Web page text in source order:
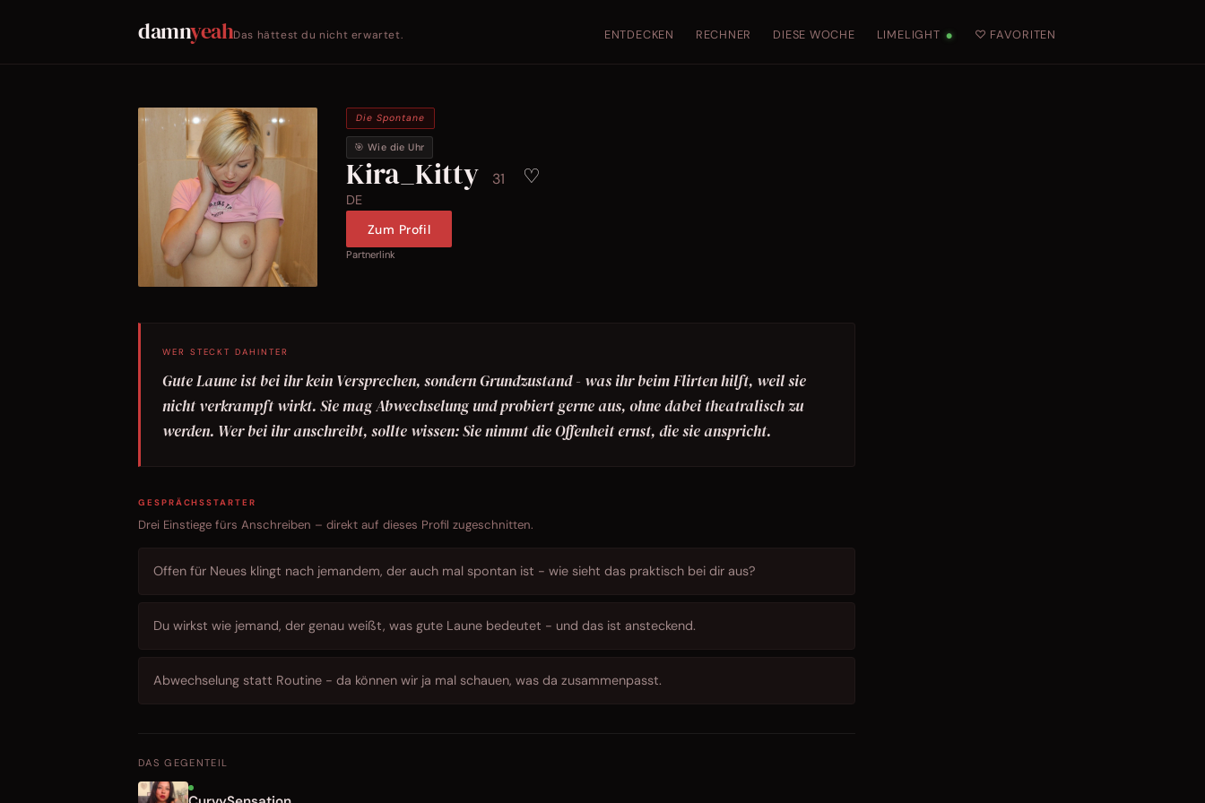
damnyeahDas hättest du nicht erwartet. ENTDECKEN RECHNER DIESE WOCHE LIMELIGHT ● ♡ FAVORITEN
Die Spontane
🎯 Wie die Uhr
Kira_Kitty 31 ♡
DE
Zum Profil
Partnerlink
WER STECKT DAHINTER
Gute Laune ist bei ihr kein Versprechen, sondern Grundzustand - was ihr beim Flirten hilft, weil sie
nicht verkrampft wirkt. Sie mag Abwechselung und probiert gerne aus, ohne dabei theatralisch zu
werden. Wer bei ihr anschreibt, sollte wissen: Sie nimmt die Offenheit ernst, die sie anspricht.
GESPRÄCHSSTARTER
Drei Einstiege fürs Anschreiben – direkt auf dieses Profil zugeschnitten.
Offen für Neues klingt nach jemandem, der auch mal spontan ist - wie sieht das praktisch bei dir aus?
Du wirkst wie jemand, der genau weißt, was gute Laune bedeutet - und das ist ansteckend.
Abwechselung statt Routine - da können wir ja mal schauen, was da zusammenpasst.
DAS GEGENTEIL